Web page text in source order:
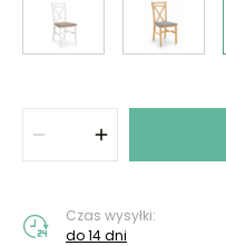
Czas wysyłki:
do 14 dni